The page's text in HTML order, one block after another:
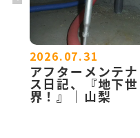
2026.07.31
アフターメンテナ
ス日記、『地下世
界！』｜山梨